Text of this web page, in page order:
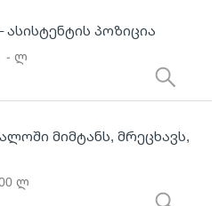
პოზიცია
- ლ
მიმტანს, მრეცხავს,
ლ